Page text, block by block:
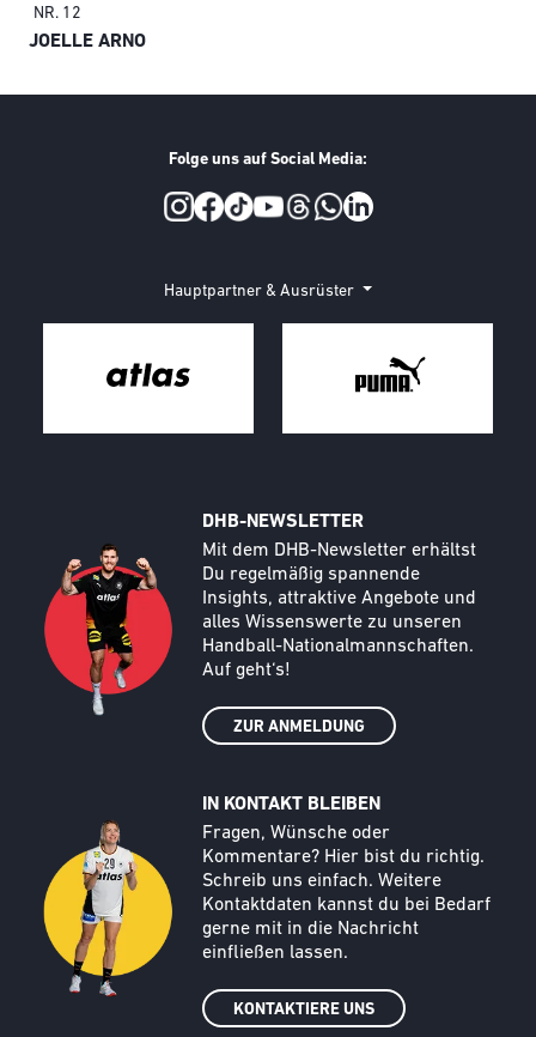
NR. 12
JOELLE ARNO
Folge uns auf Social Media:
Hauptpartner & Ausrüster
DHB-NEWSLETTER
Text
Mit dem DHB-Newsletter erhältst
Du regelmäßig spannende
Insights, attraktive Angebote und
alles Wissenswerte zu unseren
Handball-Nationalmannschaften.
Auf geht‘s!
ZUR ANMELDUNG
Call to action image
IN KONTAKT BLEIBEN
Text
Fragen, Wünsche oder
Kommentare? Hier bist du richtig.
Schreib uns einfach. Weitere
Kontaktdaten kannst du bei Bedarf
gerne mit in die Nachricht
einfließen lassen.
KONTAKTIERE UNS